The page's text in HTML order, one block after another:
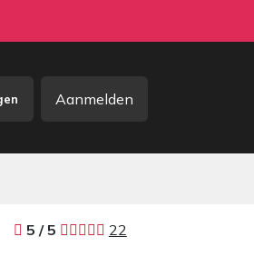
Aanmelden
5 / 5 ​
22